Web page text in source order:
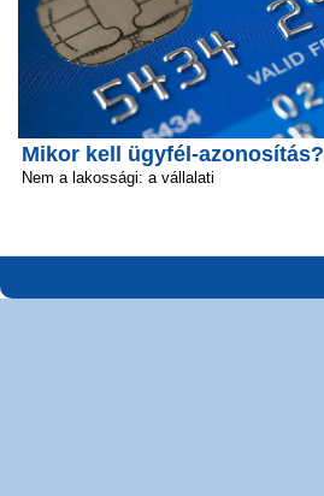
Mikor kell ügyfél-azonosítás?
Nem a lakossági: a vállalati